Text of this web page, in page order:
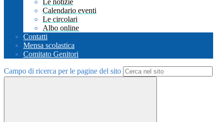
Le notizie
Calendario eventi
Le circolari
Albo online
Contatti
Mensa scolastica
Comitato Genitori
Campo di ricerca per le pagine del sito